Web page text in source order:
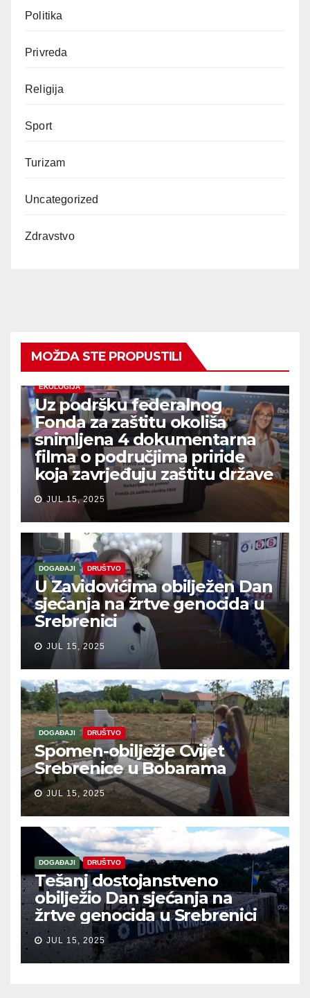
Politika
Privreda
Religija
Sport
Turizam
Uncategorized
Zdravstvo
MOŽDA STE PROPUSTILI
EKOLOGIJA
Uz podršku federalnog
Fonda za zaštitu okoliša
snimljena 4 dokumentarna
filma o područjima priride
koja zavrjeđuju zaštitu države
JUL 15, 2025
DOGAĐAJI DRUŠTVO
U Zavidovićima obilježen Dan
sjećanja na žrtve genocida u
Srebrenici
JUL 15, 2025
DOGAĐAJI DRUŠTVO
Spomen-obilježje Cvijet
Srebrenice u Bobarama
JUL 15, 2025
DOGAĐAJI DRUŠTVO
Tešanj dostojanstveno
obilježio Dan sjećanja na
žrtve genocida u Srebrenici
JUL 15, 2025